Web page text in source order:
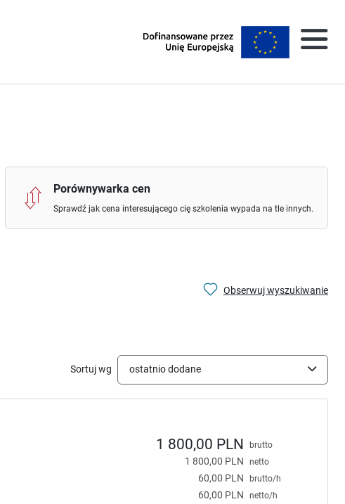
Porównywarka cen
Sprawdź jak cena interesującego cię szkolenia wypada na tle innych.
Obserwuj wyszukiwanie
Sortuj wg ostatnio dodane
1 800,00 PLN brutto
1 800,00 PLN netto
60,00 PLN brutto/h
60,00 PLN netto/h